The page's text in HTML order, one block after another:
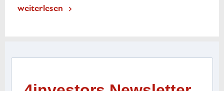
weiterlesen